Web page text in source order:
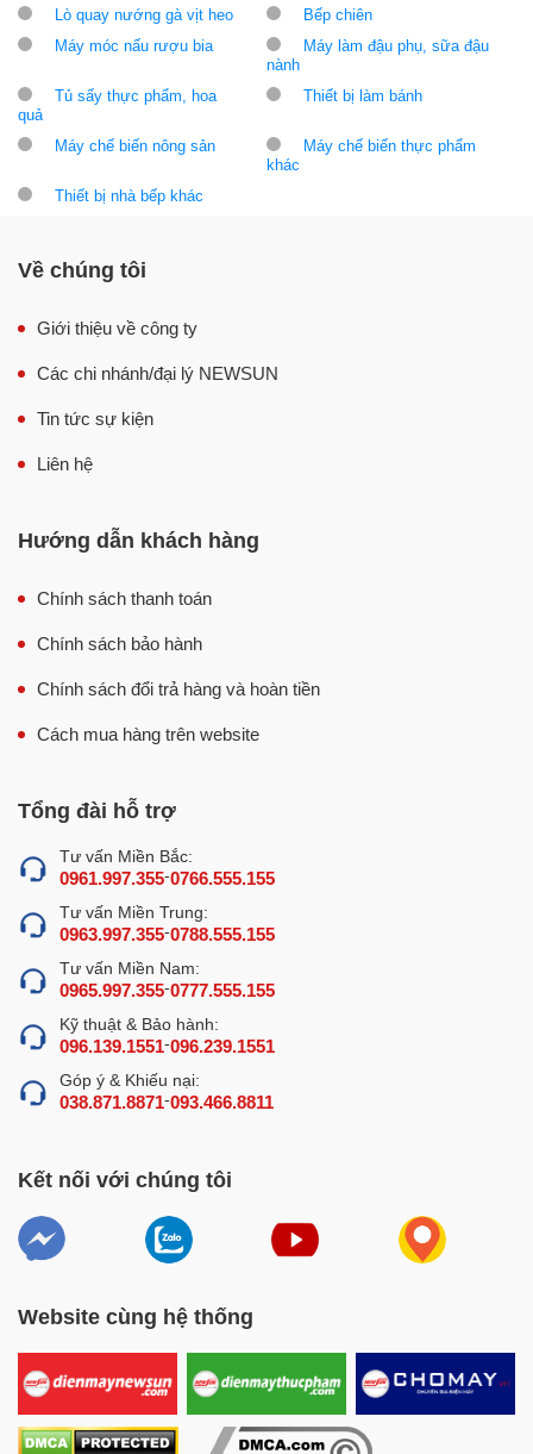
Lò quay nướng gà vịt heo
Bếp chiên
Máy móc nấu rượu bia
Máy làm đậu phụ, sữa đậu
nành
Tủ sấy thực phẩm, hoa
quả
Thiết bị làm bánh
Máy chế biến nông sản
Máy chế biến thực phẩm
khác
Thiết bị nhà bếp khác
Về chúng tôi
Giới thiệu về công ty
Các chi nhánh/đại lý NEWSUN
Tin tức sự kiện
Liên hệ
Hướng dẫn khách hàng
Chính sách thanh toán
Chính sách bảo hành
Chính sách đổi trả hàng và hoàn tiền
Cách mua hàng trên website
Tổng đài hỗ trợ
Tư vấn Miền Bắc:
0961.997.355-0766.555.155
Tư vấn Miền Trung:
0963.997.355-0788.555.155
Tư vấn Miền Nam:
0965.997.355-0777.555.155
Kỹ thuật & Bảo hành:
096.139.1551-096.239.1551
Góp ý & Khiếu nại:
038.871.8871-093.466.8811
Kết nối với chúng tôi
Website cùng hệ thống